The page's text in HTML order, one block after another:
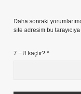
Daha sonraki
site adresim bu
7 + 8 kaçtır? *